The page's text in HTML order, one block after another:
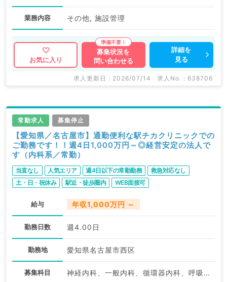
業務内容 その他, 施設管理
お気に入り
募集状況を
問い合わせる
詳細を
見る
求人更新日 : 2026/07/14 求人No. : 638706
常勤求人 募集停止
【愛知県／名古屋市】通勤便利な駅チカクリニックでの
ご勤務です！！週4日1,000万円～◎経営安定の法人で
す（内科系／常勤）
当直なし 人気エリア 週4日以下の常勤勤務
救急対応なし
土・日・祝休み
駅近・徒歩圏内 WEB面接可
給与 年収1,000万円 ～
勤務日数 週4.00日
勤務地 愛知県名古屋市西区
募集科目 神経内科、一般内科、循環器内科、呼吸器内科、消化器内科、内分泌・代謝内科、腎臓内科